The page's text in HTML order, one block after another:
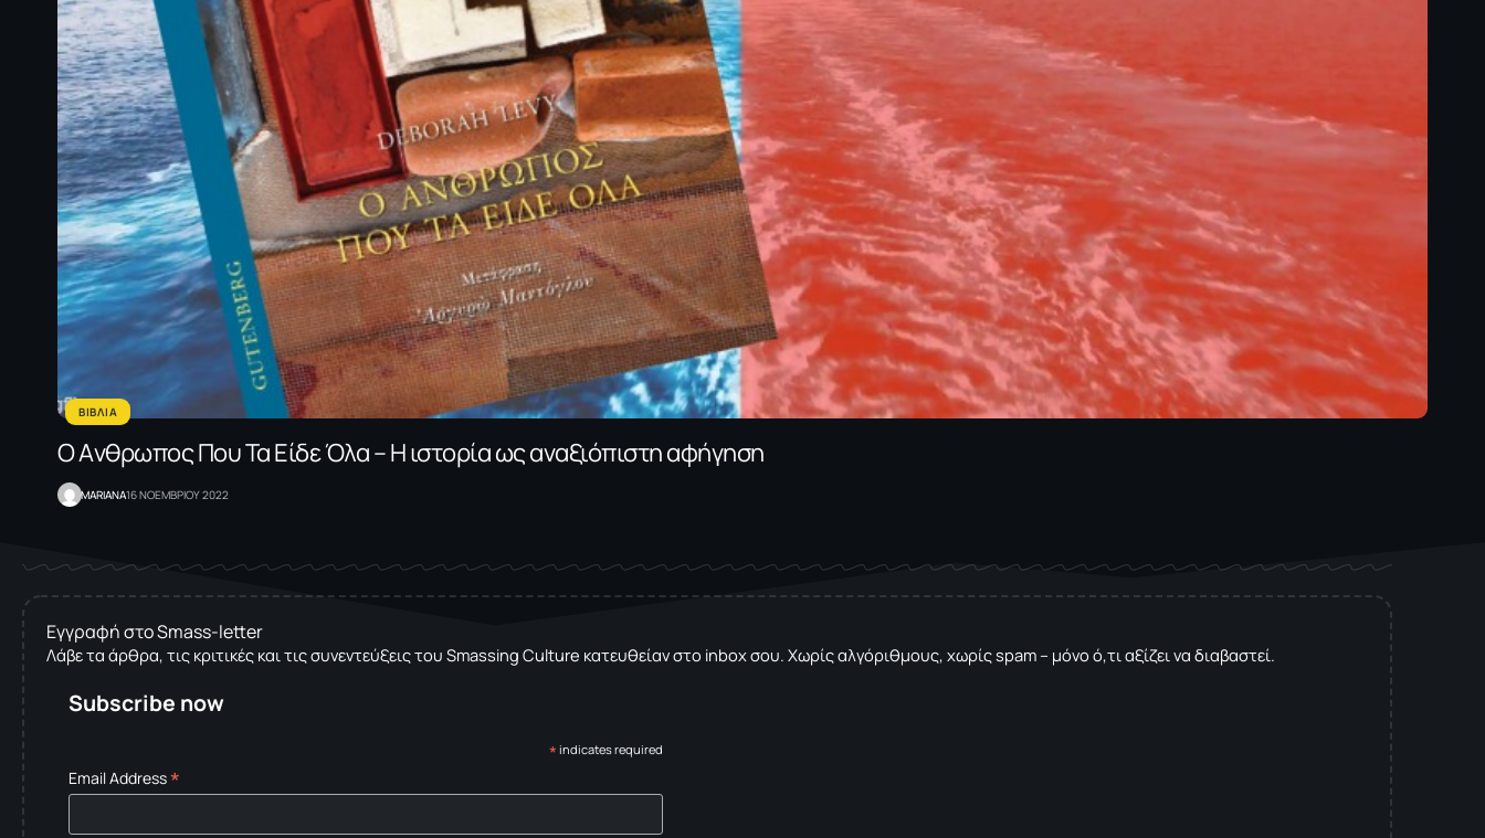
ΒΙΒΛΙΑ
Ο Aνθρωπος Που Τα Είδε Όλα – Η ιστορία ως αναξιόπιστη αφήγηση
MARIANA16 ΝΟΕΜΒΡΙΟΥ 2022
Εγγραφή στο Smass-letter
Λάβε τα άρθρα, τις κριτικές και τις συνεντεύξεις του Smassing Culture κατευθείαν στο inbox σου. Χωρίς αλγόριθμους, χωρίς spam – μόνο ό,τι αξίζει να διαβαστεί.
Subscribe now
* indicates required
Email Address*